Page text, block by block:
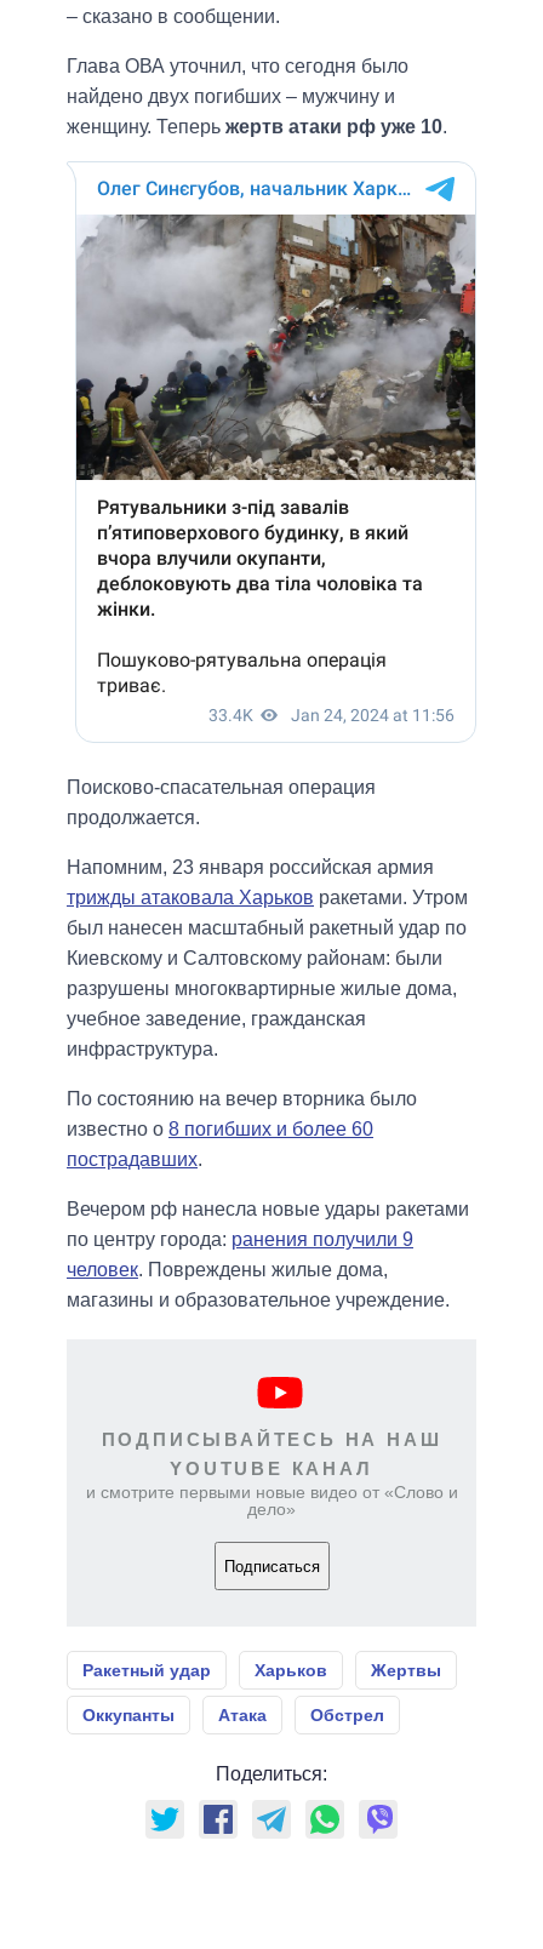
– сказано в сообщении.
Глава ОВА уточнил, что сегодня было
найдено двух погибших – мужчину и
женщину. Теперь жертв атаки рф уже 10.
Поисково-спасательная операция
продолжается.
Напомним, 23 января российская армия
трижды атаковала Харьков ракетами. Утром
был нанесен масштабный ракетный удар по
Киевскому и Салтовскому районам: были
разрушены многоквартирные жилые дома,
учебное заведение, гражданская
инфраструктура.
По состоянию на вечер вторника было
известно о 8 погибших и более 60
пострадавших.
Вечером рф нанесла новые удары ракетами
по центру города: ранения получили 9
человек. Повреждены жилые дома,
магазины и образовательное учреждение.
ПОДПИСЫВАЙТЕСЬ НА НАШ
YOUTUBE КАНАЛ
и смотрите первыми новые видео от «Слово и
дело»
Подписаться
Ракетный удар Харьков Жертвы
Оккупанты Атака Обстрел
Поделиться: